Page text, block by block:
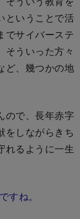
ということで活
でサイバーステ
そういった方々
ど、幾つかの地
ので、長年赤字
をしながらきち
れるように一生
ね。